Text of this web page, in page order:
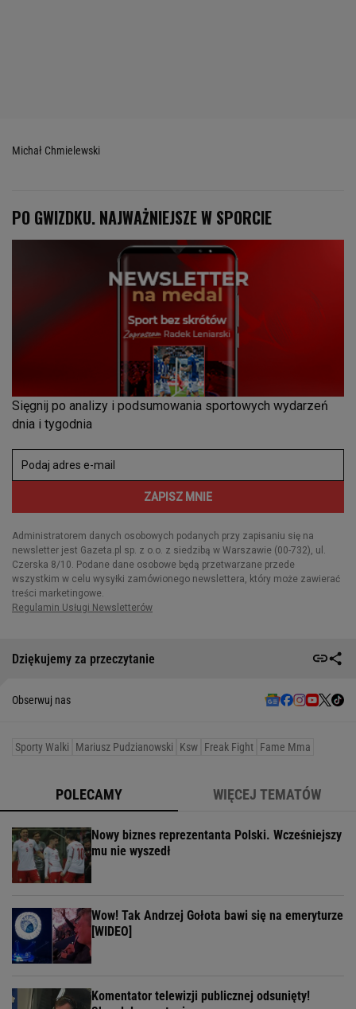
Michał Chmielewski
Dziękujemy za przeczytanie
Obserwuj nas
Sporty Walki Mariusz Pudzianowski Ksw Freak Fight Fame Mma
POLECAMY WIĘCEJ TEMATÓW
Nowy biznes reprezentanta Polski. Wcześniejszy
mu nie wyszedł
Wow! Tak Andrzej Gołota bawi się na emeryturze
[WIDEO]
Komentator telewizji publicznej odsunięty!